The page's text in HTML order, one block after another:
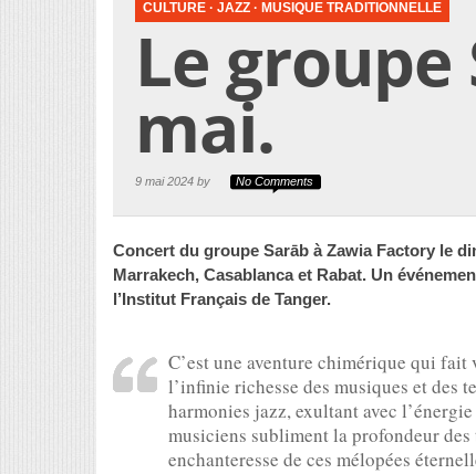
CULTURE · JAZZ · MUSIQUE TRADITIONNELLE
Le groupe
mai.
9 mai 2024 by No Comments
Concert du groupe Sarāb à Zawia Factory le
Marrakech, Casablanca et Rabat. Un
l’Institut Français de Tanger.
C’est une aventure chimérique qui
l’infinie richesse des musiques et des
harmonies jazz, exultant avec
musiciens subliment la profondeur
enchanteresse de ces mélopées